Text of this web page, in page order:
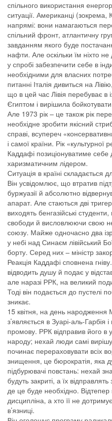
спільного використання
ситуації. Американці (зокрема,
напрямі: вони намагаються
спільний фронт, атлантичну
завданням якого буде
нафти. Але оскільки їм ніхто
у спробі забезпечити себе в
необхідними для власних
питанні Італія дивиться на
що в цей час Лівія перебуває в
Єгиптом і вирішила
Але 1973 рік – це також рік
необхідне зробити якісний
справі, всупереч
і самої країни. Рік «культурної
Каддафі позиціонуватиме
харизматичним лідером.
Ситуація в країні складається
Він усвідомлює, що втратив
буржуазії й абсолютно
апарат. Але стаються дві
виходять бенгазійські
свободи й висловлюючи свою
союзу. Майже одночасно два
у небі над Синаєм лівійський
борту. Серед них – міністр
Реакція Каддафі сповнена
відводить душу й подає у
але наразі РРК, на великий
Тоді він подається до пустелі
зникає.
15 квітня, на день народження
з’являється в Зуарі-аль-
промову. РРК відправив його в
народу; нехай люди самі
починає перераховувати всіх
знищення, це бюрократія, яка
підбурювачі повстань: нехай
будуть закриті, а їх
де це буде необхідно. Відтепер
дисципліна, а хто її не
в’язниці.